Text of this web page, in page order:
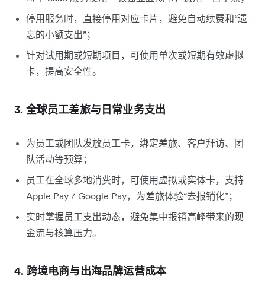
停用服务时，直接停用对应卡片，避免自动续费和“遗
忘的小额支出”；
针对试用期或短期项目，可使用单次或短期有效虚拟
卡，提高安全性。
3. 全球员工差旅与日常业务支出
为员工或团队发放员工卡，绑定差旅、客户拜访、团
队活动等预算；
员工在全球多地消费时，可使用虚拟或实体卡，支持
Apple Pay / Google Pay，为差旅体验“去报销化”；
实时掌握员工支出动态，避免集中报销高峰带来的现
金流与核算压力。
4. 跨境电商与出海品牌运营成本